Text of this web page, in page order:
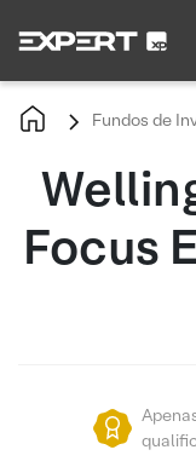
Fundos de
Focus